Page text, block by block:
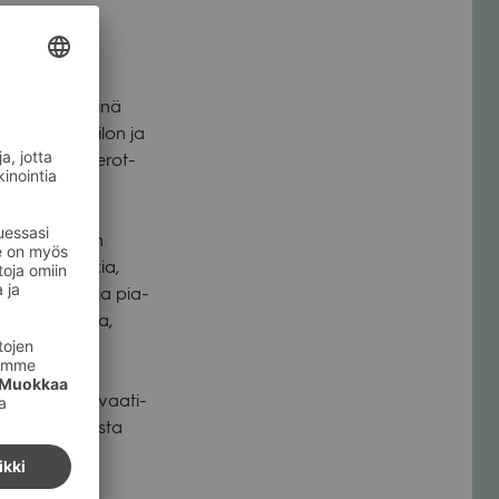
eivät ikinä
aikaan ilon ja
erot­
luo­maan
musiik­kia,
ja pia­
1980-luvulla,
vaa­ti­
mah­dol­lista